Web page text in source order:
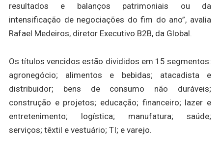
resultados e balanços patrimoniais ou da
intensificação de negociações do fim do ano”, avalia
Rafael Medeiros, diretor Executivo B2B, da Global.
Os títulos vencidos estão divididos em 15 segmentos:
agronegócio; alimentos e bebidas; atacadista e
distribuidor; bens de consumo não duráveis;
construção e projetos; educação; financeiro; lazer e
entretenimento; logística; manufatura; saúde;
serviços; têxtil e vestuário; TI; e varejo.